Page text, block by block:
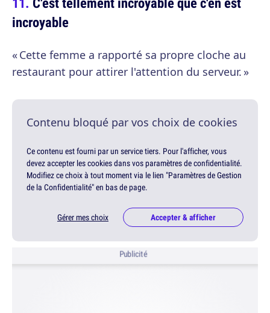
incroyable
« Cette femme a rapporté sa propre cloche au
restaurant pour attirer l'attention du serveur. »
Contenu bloqué par vos choix de cookies
Ce contenu est fourni par un service tiers. Pour l'afficher, vous
devez accepter les cookies dans vos paramètres de confidentialité.
Modifiez ce choix à tout moment via le lien "Paramètres de Gestion
de la Confidentialité" en bas de page.
Gérer mes choix Accepter & afficher
Publicité